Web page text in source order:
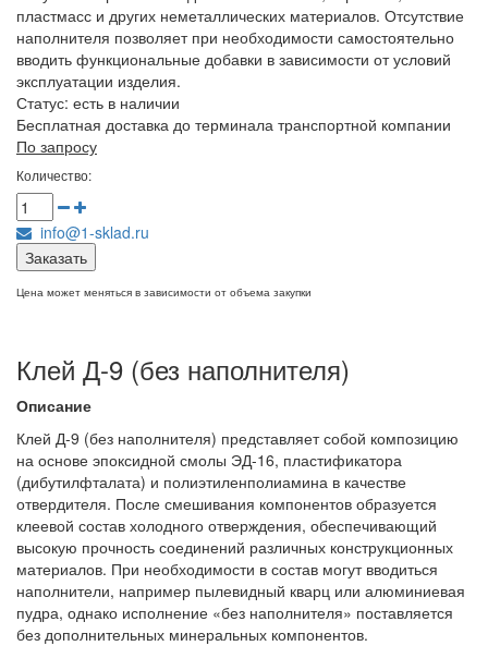
пластмасс и других неметаллических материалов. Отсутствие
наполнителя позволяет при необходимости самостоятельно
вводить функциональные добавки в зависимости от условий
эксплуатации изделия.
Статус: есть в наличии
Бесплатная доставка до терминала транспортной компании
По запросу
Количество:
info@1-sklad.ru
Заказать
Цена может меняться в зависимости от объема закупки
Клей Д-9 (без наполнителя)
Описание
Клей Д-9 (без наполнителя) представляет собой композицию
на основе эпоксидной смолы ЭД-16, пластификатора
(дибутилфталата) и полиэтиленполиамина в качестве
отвердителя. После смешивания компонентов образуется
клеевой состав холодного отверждения, обеспечивающий
высокую прочность соединений различных конструкционных
материалов. При необходимости в состав могут вводиться
наполнители, например пылевидный кварц или алюминиевая
пудра, однако исполнение «без наполнителя» поставляется
без дополнительных минеральных компонентов.